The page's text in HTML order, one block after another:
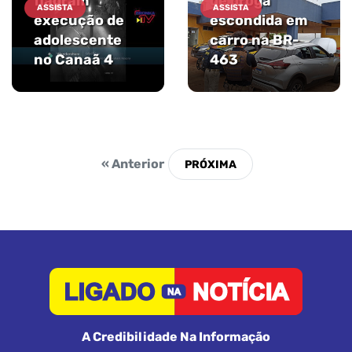
ASSISTA
execução de
adolescente
no Canaã 4
ASSISTA
escondida em
carro na BR-
463
« Anterior
A Credibilidade Na Informação